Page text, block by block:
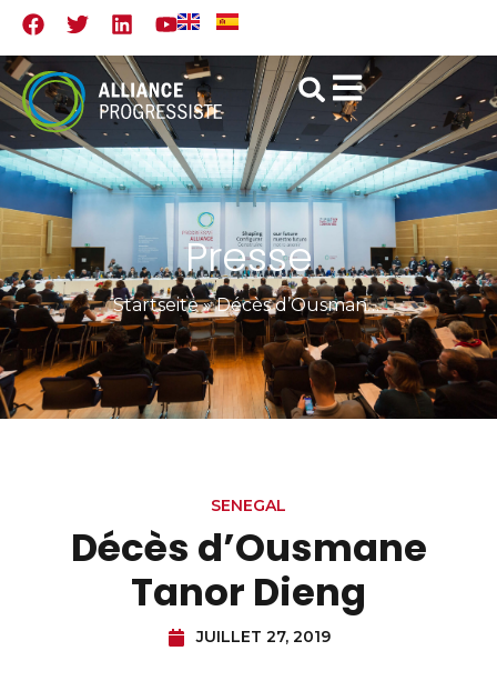
Presse
Startseite»Décès d’Ousmane Tanor Dieng
SENEGAL
Décès d’Ousmane
Tanor Dieng
JUILLET 27, 2019